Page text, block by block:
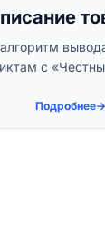
с
Подробнее→
из